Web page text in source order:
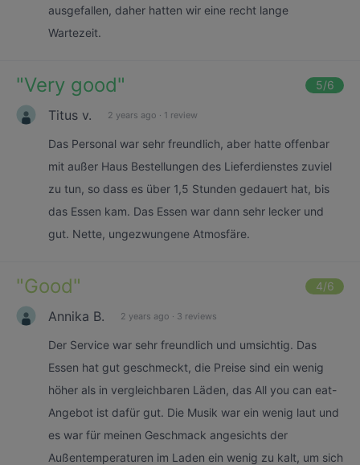
ausgefallen, daher hatten wir eine recht lange
Wartezeit.
"Very good" 5/6
Titus v. 2 years ago · 1 review
Das Personal war sehr freundlich, aber hatte offenbar
mit außer Haus Bestellungen des Lieferdienstes zuviel
zu tun, so dass es über 1,5 Stunden gedauert hat, bis
das Essen kam. Das Essen war dann sehr lecker und
gut. Nette, ungezwungene Atmosfäre.
"Good" 4/6
Annika B. 2 years ago · 3 reviews
Der Service war sehr freundlich und umsichtig. Das
Essen hat gut geschmeckt, die Preise sind ein wenig
höher als in vergleichbaren Läden, das All you can eat-
Angebot ist dafür gut. Die Musik war ein wenig laut und
es war für meinen Geschmack angesichts der
Außentemperaturen im Laden ein wenig zu kalt, um sich